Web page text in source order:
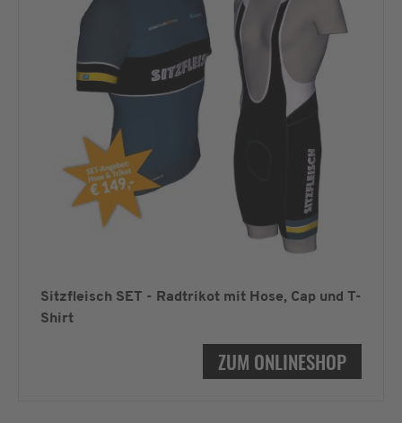
Sitzfleisch SET - Radtrikot mit Hose, Cap und T-
Shirt
ZUM ONLINESHOP